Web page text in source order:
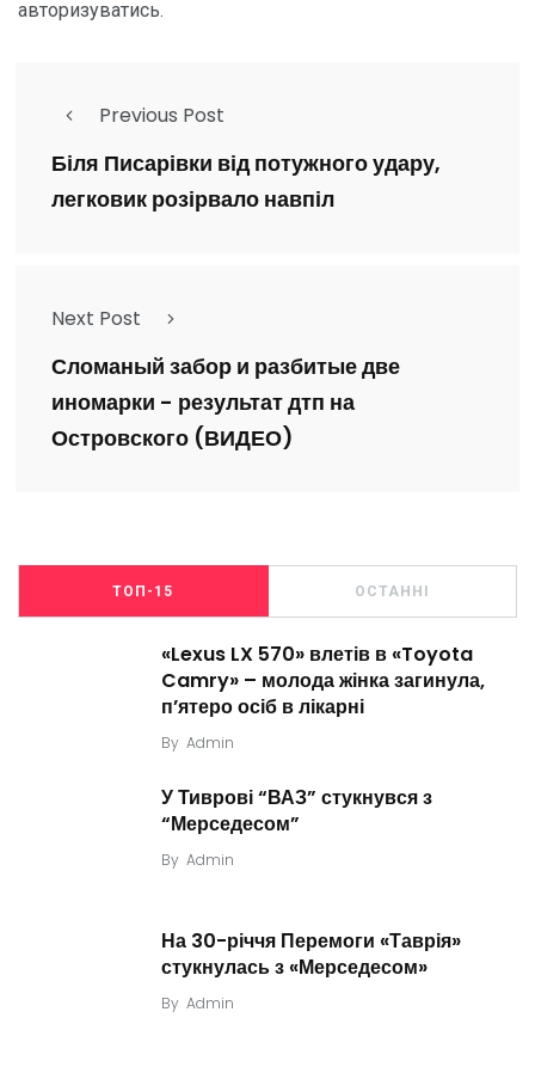
авторизуватись.
Previous Post
Біля Писарівки від потужного удару,
легковик розірвало навпіл
Next Post
Сломаный забор и разбитые две
иномарки - результат дтп на
Островского (ВИДЕО)
ТОП-15 ОСТАННІ
«Lexus LX 570» влетів в «Toyota
Camry» – молода жінка загинула,
п’ятеро осіб в лікарні
By Admin
У Тиврові “ВАЗ” стукнувся з
“Мерседесом”
By Admin
На 30-річчя Перемоги «Таврія»
стукнулась з «Мерседесом»
By Admin